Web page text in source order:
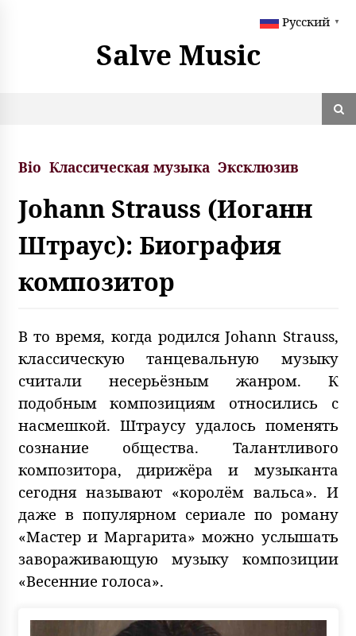
Salve Music
Bio Классическая музыка Эксклюзив
Johann Strauss (Иоганн
Штраус): Биография
композитор
В то время, когда родился Johann Strauss,
классическую танцевальную музыку
считали несерьёзным жанром. К
подобным композициям относились с
насмешкой. Штраусу удалось поменять
сознание общества. Талантливого
композитора, дирижёра и музыканта
сегодня называют «королём вальса». И
даже в популярном сериале по роману
«Мастер и Маргарита» можно услышать
завораживающую музыку композиции
«Весенние голоса».
Русский ▼